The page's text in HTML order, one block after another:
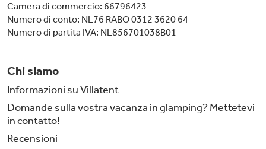
Camera di commercio: 66796423
Numero di conto: NL76 RABO 0312 3620 64
Numero di partita IVA: NL856701038B01
Chi siamo
Informazioni su Villatent
Domande sulla vostra vacanza in glamping? Mettetevi
in contatto!
Recensioni